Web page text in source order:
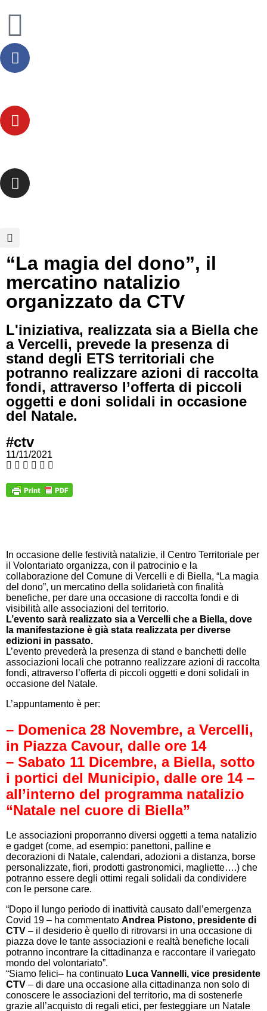
“La magia del dono”, il
mercatino natalizio
organizzato da CTV
L'iniziativa, realizzata sia a Biella che
a Vercelli, prevede la presenza di
stand degli ETS territoriali che
potranno realizzare azioni di raccolta
fondi, attraverso l’offerta di piccoli
oggetti e doni solidali in occasione
del Natale.
#ctv
11/11/2021
In occasione delle festività natalizie, il Centro Territoriale per
il Volontariato organizza, con il patrocinio e la
collaborazione del Comune di Vercelli e di Biella, “La magia
del dono”, un mercatino della solidarietà con finalità
benefiche, per dare una occasione di raccolta fondi e di
visibilità alle associazioni del territorio.
L’evento sarà realizzato sia a Vercelli che a Biella, dove
la manifestazione è già stata realizzata per diverse
edizioni in passato.
L’evento prevederà la presenza di stand e banchetti delle
associazioni locali che potranno realizzare azioni di raccolta
fondi, attraverso l’offerta di piccoli oggetti e doni solidali in
occasione del Natale.
L’appuntamento è per:
– Domenica 28 Novembre, a Vercelli,
in Piazza Cavour, dalle ore 14
– Sabato 11 Dicembre, a Biella, sotto
i portici del Municipio, dalle ore 14 –
all’interno del programma natalizio
“Natale nel cuore di Biella”
Le associazioni proporranno diversi oggetti a tema natalizio
e gadget (come, ad esempio: panettoni, palline e
decorazioni di Natale, calendari, adozioni a distanza, borse
personalizzate, fiori, prodotti gastronomici, magliette….) che
potranno essere degli ottimi regali solidali da condividere
con le persone care.
“Dopo il lungo periodo di inattività causato dall’emergenza
Covid 19 – ha commentato Andrea Pistono, presidente di
CTV – il desiderio è quello di ritrovarsi in una occasione di
piazza dove le tante associazioni e realtà benefiche locali
potranno incontrare la cittadinanza e raccontare il variegato
mondo del volontariato”.
“Siamo felici– ha continuato Luca Vannelli, vice presidente
CTV – di dare una occasione alla cittadinanza non solo di
conoscere le associazioni del territorio, ma di sostenerle
grazie all’acquisto di regali etici, per festeggiare un Natale